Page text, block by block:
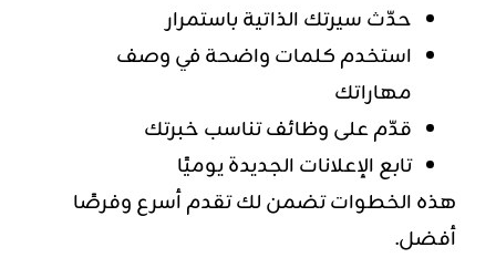
حدّث سيرتك الذاتية باستمرار
استخدم كلمات واضحة في وصف
مهاراتك
قدّم على وظائف تناسب خبرتك
تابع الإعلانات الجديدة يوميًا
هذه الخطوات تضمن لك تقدم أسرع وفرصًا
أفضل.